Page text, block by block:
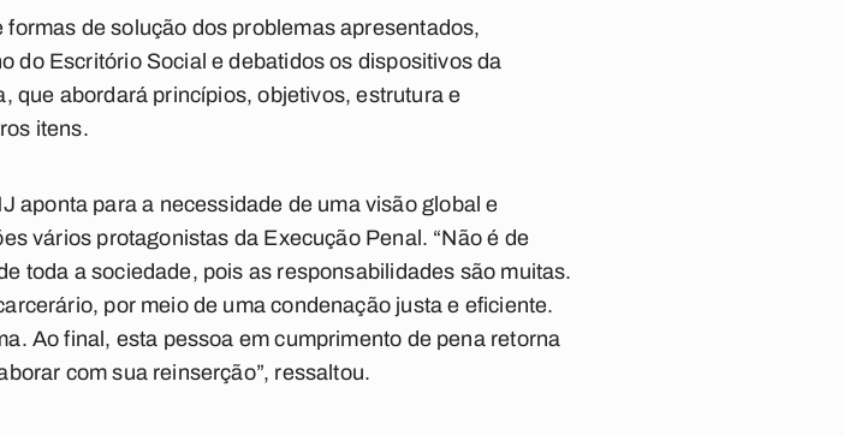
de solução dos problemas apresentados,
do Escritório Social e debatidos os dispositivos da
que abordará princípios, objetivos, estrutura e
itens.
aponta para a necessidade de uma visão global e
vários protagonistas da Execução Penal. “Não é de
toda a sociedade, pois as responsabilidades são muitas.
por meio de uma condenação justa e eficiente.
Ao final, esta pessoa em cumprimento de pena retorna
com sua reinserção”, ressaltou.